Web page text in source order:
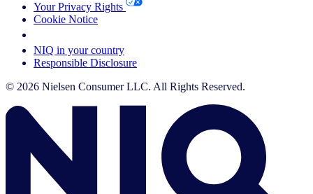
Your Privacy Rights
Cookie Notice
NIQ in your country
Responsible Disclosure
© 2026 Nielsen Consumer LLC. All Rights Reserved.